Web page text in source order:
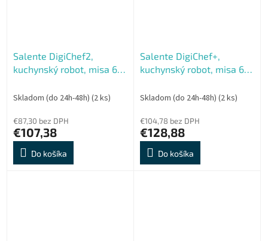
Salente DigiChef2,
kuchynský robot, misa 6
digitálny displej, čierny
Skladom (do 24h-48h) (2 ks)
€87,30 bez DPH
€107,38
Do košíka
Salente DigiChef+,
kuchynský robot, misa 6
mäsomlynček, digitálny
Skladom (do 24h-48h) (2 ks)
€104,78 bez DPH
€128,88
Do košíka